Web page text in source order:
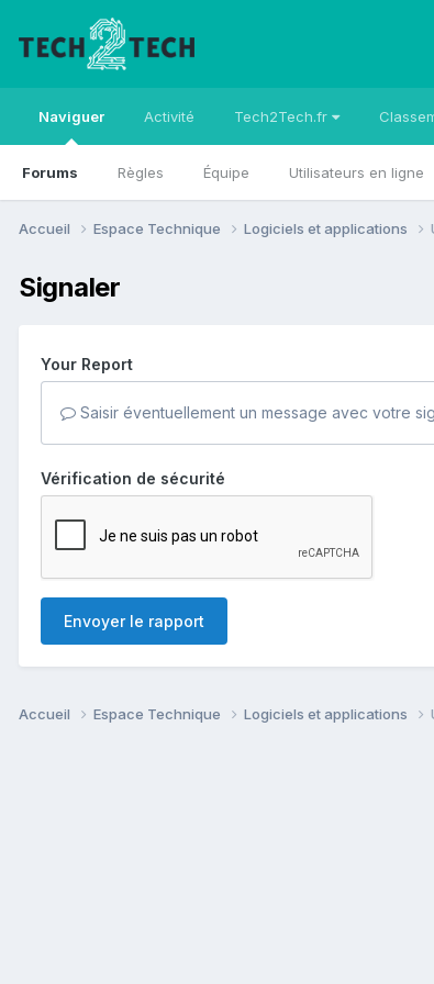
Naviguer
Forums Règles Équipe Utilisateurs en ligne
Activité Tech2Tech.fr
Accueil Espace Technique Logiciels et applications
Signaler
Your Report
Saisir éventuellement un message avec votre
Vérification de sécurité
Envoyer le rapport
Accueil Espace Technique Logiciels et applications